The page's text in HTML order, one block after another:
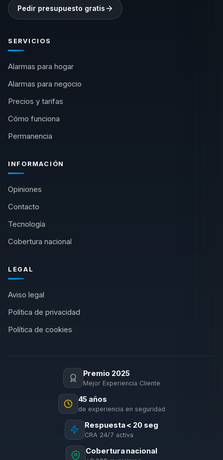
Pedir presupuesto gratis
SERVICIOS
Alarmas para hogar
Alarmas para negocio
Precios y tarifas
Cómo funciona
Permanencia
INFORMACIÓN
Opiniones
Contacto
Tecnología
Cobertura nacional
LEGAL
Aviso legal
Política de privacidad
Política de cookies
Premio 2025
Mejor Experiencia Cliente
45 años
de experiencia en seguridad
Respuesta < 20 seg
CRA 24/7 activa
Cobertura nacional